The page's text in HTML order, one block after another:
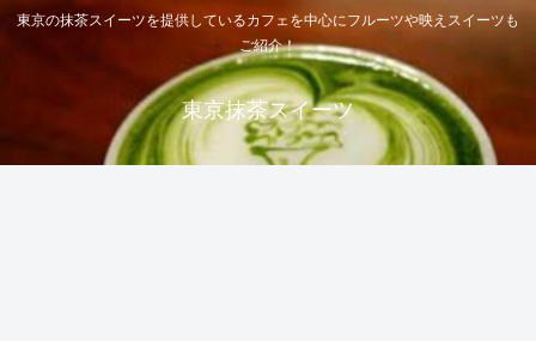
東京の抹茶スイーツを提供しているカフェを中心にフルーツや映えスイーツも
ご紹介！
東京抹茶スイーツ